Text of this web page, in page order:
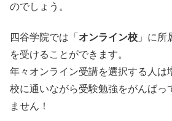
のでしょう。
四谷学院では「 オンライン校 」に所
を受けることができます。
年々オンライン受講を選択する人は
校に通いながら受験勉強をがんばっ
ません！